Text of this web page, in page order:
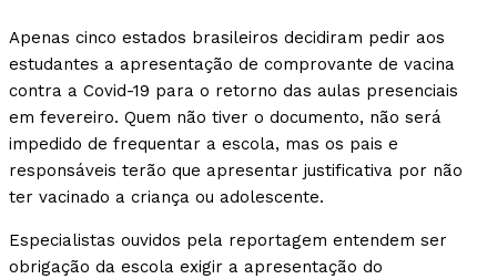
Apenas cinco estados brasileiros decidiram pedir aos
estudantes a apresentação de comprovante de vacina
contra a Covid-19 para o retorno das aulas presenciais
em fevereiro. Quem não tiver o documento, não será
impedido de frequentar a escola, mas os pais e
responsáveis terão que apresentar justificativa por não
ter vacinado a criança ou adolescente.
Especialistas ouvidos pela reportagem entendem ser
obrigação da escola exigir a apresentação do